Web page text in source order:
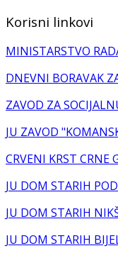
Korisni linkovi
MINISTARSTVO
DNEVNI BORAVAK
ZAVOD ZA
JU ZAVOD
CRVENI KRST CRNE
JU DOM STARIH
JU DOM STARIH
JU DOM STARIH